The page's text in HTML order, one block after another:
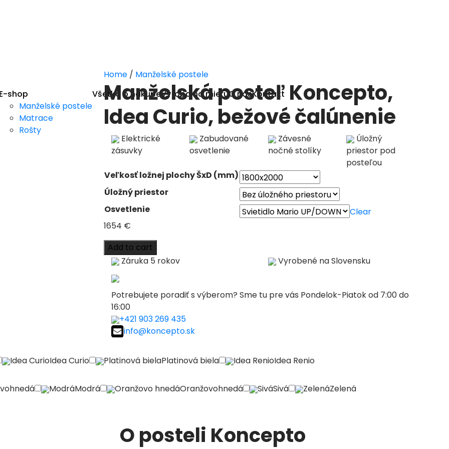
E-shop
Manželské postele
Matrace
Rošty
Všetko o nákupeVýroba na mieruO násKontakt
Home / Manželské postele
Manželská posteľ Koncepto,
Idea Curio, bežové čalúnenie
Elektrické
zásuvky
Zabudované
osvetlenie
Závesné
nočné stolíky
Úložný
priestor pod
posteľou
Veľkosť ložnej plochy ŠxD (mm)
Úložný priestor
Osvetlenie
Clear
1654 €
Add to cart
Záruka 5 rokov
Vyrobené na Slovensku
Potrebujete poradiť s výberom? Sme tu pre vás Pondelok-Piatok od 7:00 do
16:00
+421 903 269 435
info@koncepto.sk
Idea CurioIdea Curio Platinová bielaPlatinová biela Idea RenioIdea Renio
ModráModrá Oranžovo hnedáOranžovohnedá SiváSivá ZelenáZelená
O posteli Koncepto